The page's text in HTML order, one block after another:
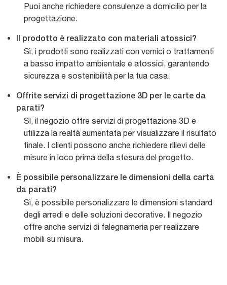
Puoi anche richiedere consulenze a domicilio per la
progettazione.
Il prodotto è realizzato con materiali atossici?
Sì, i prodotti sono realizzati con vernici o trattamenti
a basso impatto ambientale e atossici, garantendo
sicurezza e sostenibilità per la tua casa.
Offrite servizi di progettazione 3D per le carte da
parati?
Sì, il negozio offre servizi di progettazione 3D e
utilizza la realtà aumentata per visualizzare il risultato
finale. I clienti possono anche richiedere rilievi delle
misure in loco prima della stesura del progetto.
È possibile personalizzare le dimensioni della carta
da parati?
Sì, è possibile personalizzare le dimensioni standard
degli arredi e delle soluzioni decorative. Il negozio
offre anche servizi di falegnameria per realizzare
mobili su misura.